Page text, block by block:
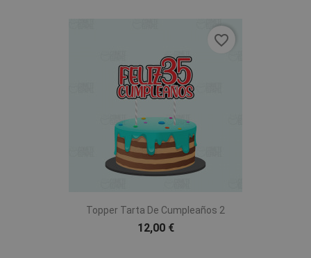
Topper Tarta De Cumpleaños 2
12,00 €
favorite_border